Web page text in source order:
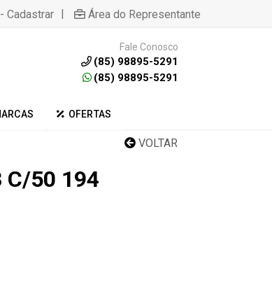
Cadastrar | Área do Representante
Fale Conosco
(85) 98895-5291
(85) 98895-5291
OFERTAS
VOLTAR
C/50 194